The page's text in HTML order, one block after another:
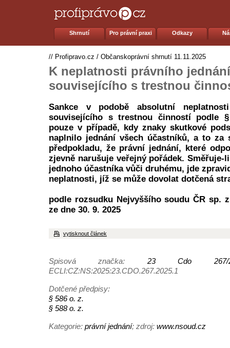
Shrnutí Pro právní praxi Odkazy
// Profipravo.cz / Občanskoprávní shrnutí 11.11.2025
K neplatnosti právního jednání
souvisejícího s trestnou
Sankce v podobě absolutní
souvisejícího s trestnou činností podle
pouze v případě, kdy znaky skutkové
naplnilo jednání všech účastníků, a to za
předpokladu, že právní jednání, které
zjevně narušuje veřejný pořádek.
jednoho účastníka vůči druhému, jde
neplatnosti, jíž se může dovolat dotčená
podle rozsudku Nejvyššího soudu ČR sp.
ze dne 30. 9. 2025
vytisknout článek
Spisová značka: 23 Cdo 267/
ECLI:CZ:NS:2025:23.CDO.267.2025.1
Dotčené předpisy:
§ 586 o. z.
§ 588 o. z.
Kategorie: právní jednání; zdroj: www.nsoud.cz